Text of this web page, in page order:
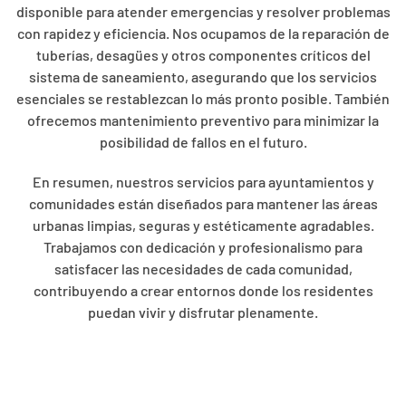
disponible para atender emergencias y resolver problemas
con rapidez y eficiencia. Nos ocupamos de la reparación de
tuberías, desagües y otros componentes críticos del
sistema de saneamiento, asegurando que los servicios
esenciales se restablezcan lo más pronto posible. También
ofrecemos mantenimiento preventivo para minimizar la
posibilidad de fallos en el futuro.
En resumen, nuestros servicios para ayuntamientos y
comunidades están diseñados para mantener las áreas
urbanas limpias, seguras y estéticamente agradables.
Trabajamos con dedicación y profesionalismo para
satisfacer las necesidades de cada comunidad,
contribuyendo a crear entornos donde los residentes
puedan vivir y disfrutar plenamente.